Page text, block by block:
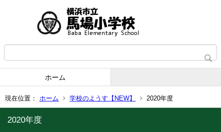
ホーム
現在位置： ホーム 学校のようす【NEW】 2020年度
2020年度